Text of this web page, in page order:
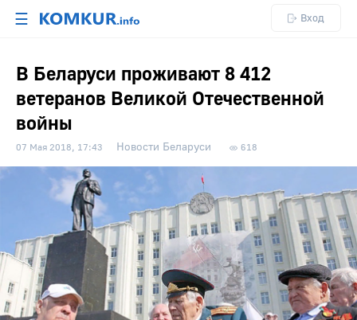
☰ Вход
В Беларуси проживают 8 412
ветеранов Великой Отечественной
войны
07 Мая 2018, 17:43 Новости Беларуси 618